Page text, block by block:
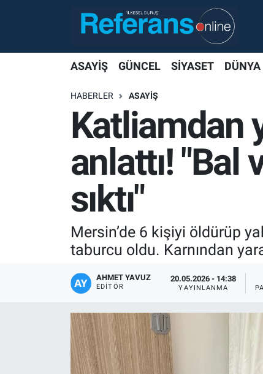
ASAYİŞ GÜNCEL SİYASET DÜNYA
HABERLER ASAYİŞ
Katliamdan
anlattı! "Bal
sıktı"
Mersin’de 6 kişiyi öldürüp
taburcu oldu. Karnından
AHMET YAVUZ
EDITÖR
20.05.2026 - 14:38
YAYINLANMA